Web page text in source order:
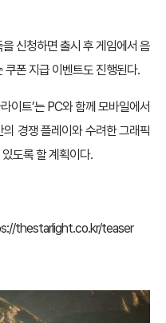
신청하면 출시 후 게임에서 음
쿠폰 지급 이벤트도 진행된다.
이트’는 PC와 함께 모바일에서
경쟁 플레이와 수려한 그래픽
도록 할 계획이다.
thestarlight.co.kr/teaser